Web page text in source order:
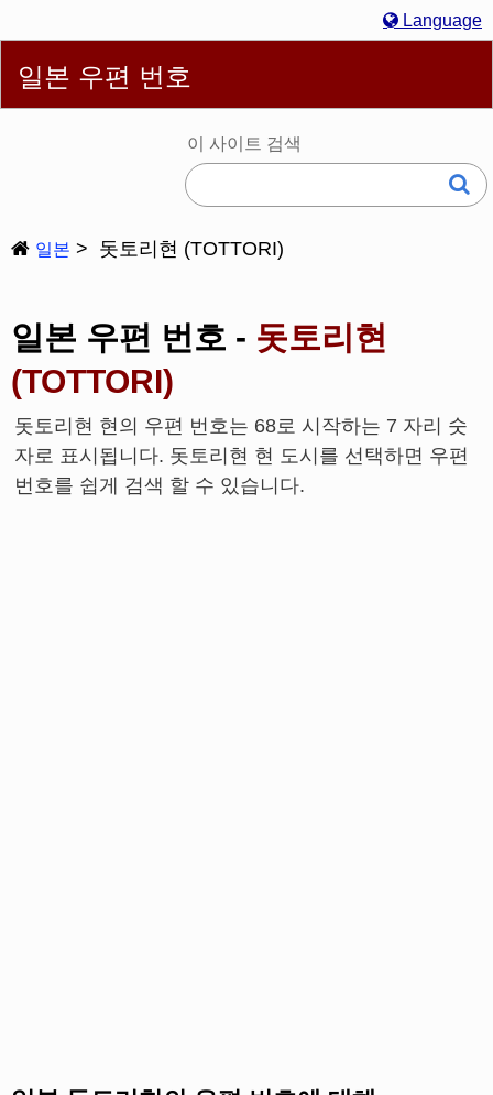
Language
Deutsch
Français
日本語
일본 우편 번호
이 사이트 검색
일본 돗토리현 (TOTTORI)
일본 우편 번호 - 돗토리현
(TOTTORI)
돗토리현 현의 우편 번호는 68로 시작하는 7 자리 숫
자로 표시됩니다. 돗토리현 현 도시를 선택하면 우편
번호를 쉽게 검색 할 수 있습니다.